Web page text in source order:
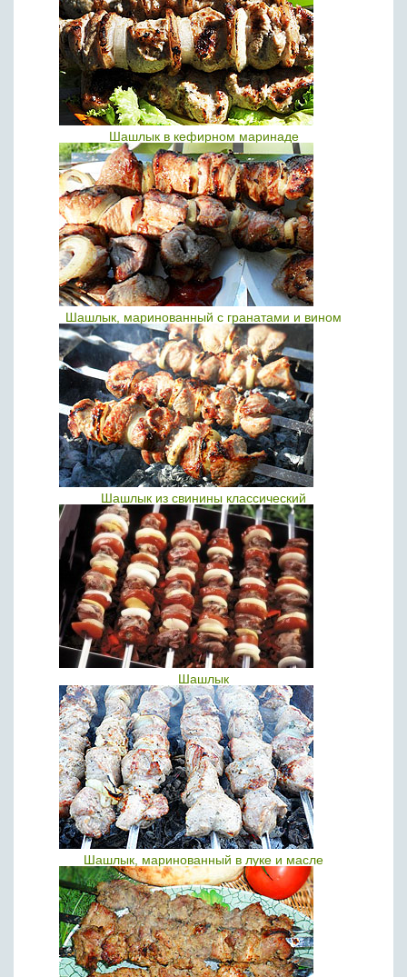
Шашлык в кефирном маринаде
Шашлык, маринованный с гранатами и вином
Шашлык из свинины классический
Шашлык
Шашлык, маринованный в луке и масле